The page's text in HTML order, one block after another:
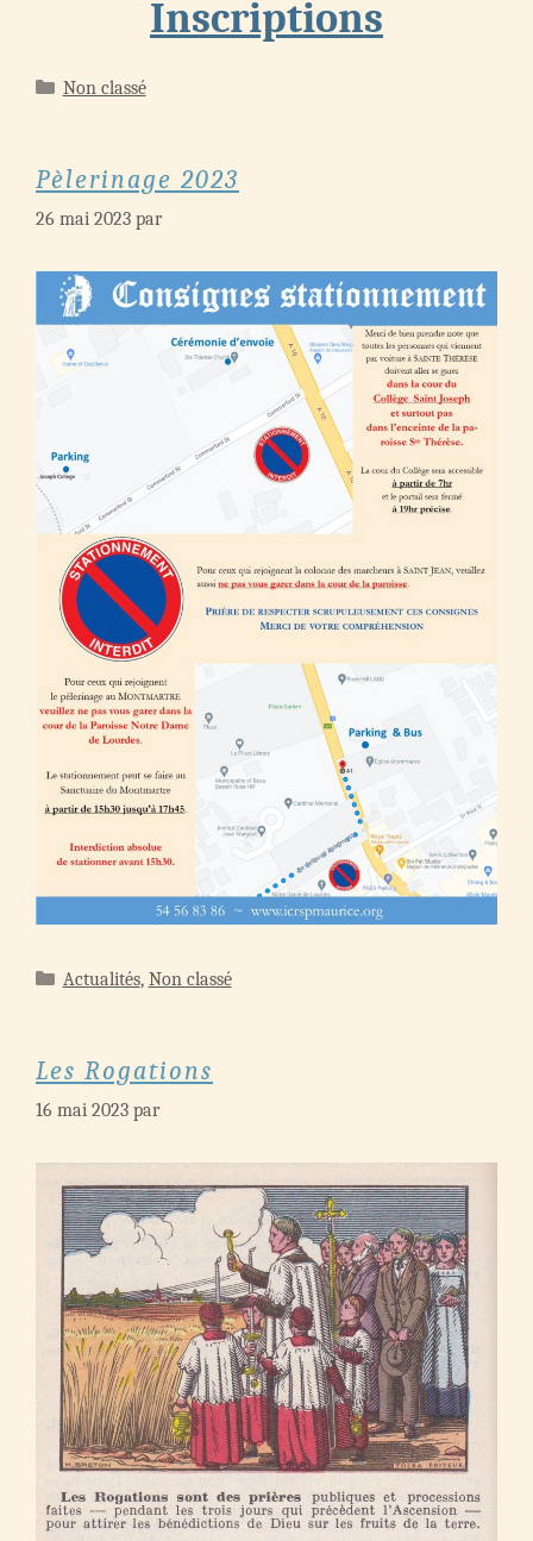
Inscriptions
Catégories
Non classé
Pèlerinage 2023
26 mai 2023 par
Catégories
Actualités, Non classé
Les Rogations
16 mai 2023 par